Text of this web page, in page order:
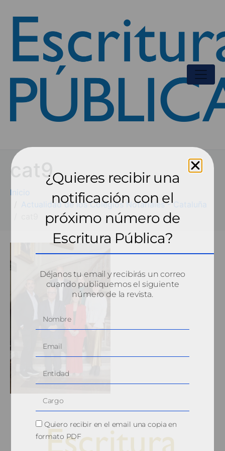
cat9
Inicio
Actualidad de los Colegios Notariales - Cataluña
¿Quieres recibir una
notificación con el
próximo número de
Escritura Pública?
Déjanos tu email y recibirás un correo
cuando publiquemos el siguiente
número de la revista.
Quiero recibir en el email una copia en
formato PDF